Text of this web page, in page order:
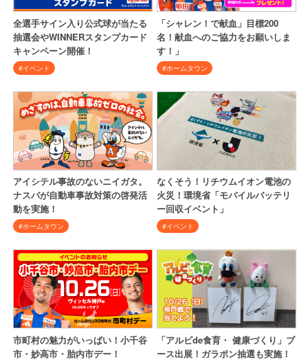
全選手サイン入り公式球が当たる
抽選会やWINNERスタンプカード
キャンペーン開催！
#イベント
「シャレン！で献血」目標200
名！献血へのご協力をお願いしま
す！」
#ホームタウン
アイシテル事故のないニイガタ。
ナスバが自動車事故対策の啓発活
動を実施！
#ホームタウン
なくそう！リチウムイオン電池の
火災！環境省「モバイルバッテリ
ー回収イベント」
#イベント
市町村の魅力がいっぱい！小千谷
市・妙高市・胎内市デー！
「アルビde食育・ 健康づくり」ブ
ース出展！ガラポン抽選も実施！